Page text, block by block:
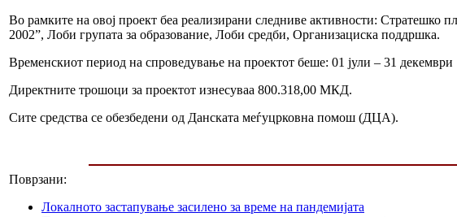
Во рамките на овој проект беа реализирани следниве активности:
2002”, Лоби групата за образование, Лоби средби, Организациска поддршка.
Временскиот период на спроведување на проектот беше: 01 јули – 31 декември
Директните трошоци за проектот изнесуваа 800.318,00 МКД.
Сите средства се обезбедени од Данската меѓуцрковна помош (ДЦА).
Поврзани:
Локалното застапување засилено за време на пандемијата